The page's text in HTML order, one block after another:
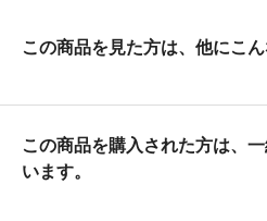
この商品を見た方は、他にこ
この商品を購入された方は、
います。